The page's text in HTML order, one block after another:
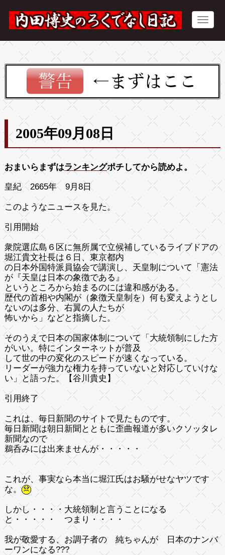
2005年09月08日
おまいらまずはランキングポチしてから読めよ。
皇紀 2665年 9月8日
このようなニュースを見た。
引用開始
衆院選広島６区に無所属で立候補しているライブドアの
堀江貴文社長は６日、東京都内
の日本外国特派員協会で講演し、天皇制について「憲法
が『天皇は日本の象徴である』
というところから始まるのには違和感がある。
歴代の首相や内閣が（象徴天皇制を）何も変えようとし
ないのは多分、右翼の人たちが
怖いから」などと指摘した。
そのうえで日本の国家体制について「大統領制にした方
がいい。特にインターネットが普及
して世の中の変化のスピードが速くなっている。
リーダーが強力な権力を持っていないと対応していけな
い」と語った。【谷川貴史】
引用終了
これは、毎日新聞のサイトで見たものです。
毎日新聞は朝日新聞とともに歪曲報道が多いクソッタレ
新聞なので
鵜呑みには出来ませんが・・・・・
これが、事実なら本当に堀江氏はお騒がせなヤツです
な。
しかし・・・・大統領制と言うことになる
と・・・・・ つまり・・・・
我が敬愛する、お調子者の 純ちゃんが 日本のナンバ
ーワンになる???